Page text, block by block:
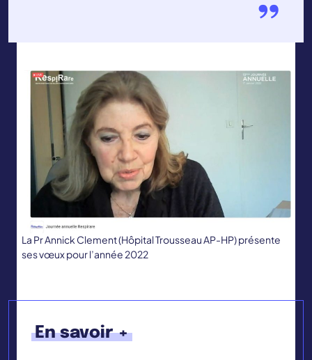
La Pr Annick Clement (Hôpital Trousseau AP-HP) présente
ses vœux pour l’année 2022
En savoir +